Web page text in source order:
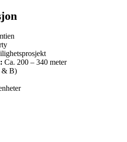
Ca. 200 – 340 meter
& B)